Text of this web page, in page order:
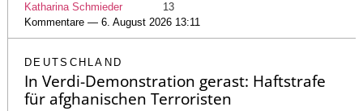
Katharina Schmieder
13
Kommentare — 6. August 2026 13:11
DEUTSCHLAND
In Verdi-Demonstration gerast: Haftstrafe
für afghanischen Terroristen